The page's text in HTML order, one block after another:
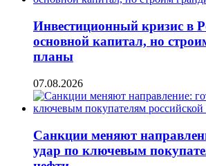
Инвестиционный кризис в
основной капитал, но
планы
07.08.2026
Санкции меняют
удар по ключевым